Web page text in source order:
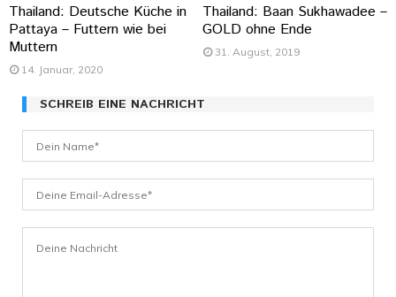
Thailand: Deutsche Küche in
Pattaya – Futtern wie bei
Muttern
14. Januar, 2020
Thailand: Baan Sukhawadee –
GOLD ohne Ende
31. August, 2019
SCHREIB EINE NACHRICHT